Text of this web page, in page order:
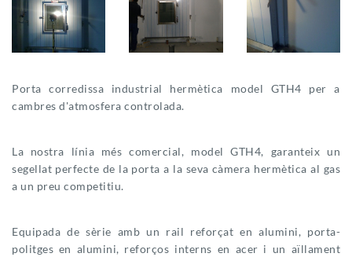
Porta corredissa industrial hermètica model GTH4 per a
cambres d'atmosfera controlada.
La nostra línia més comercial, model GTH4, garanteix un
segellat perfecte de la porta a la seva càmera hermètica al gas
a un preu competitiu.
Equipada de sèrie amb un rail reforçat en alumini, porta-
politges en alumini, reforços interns en acer i un aïllament